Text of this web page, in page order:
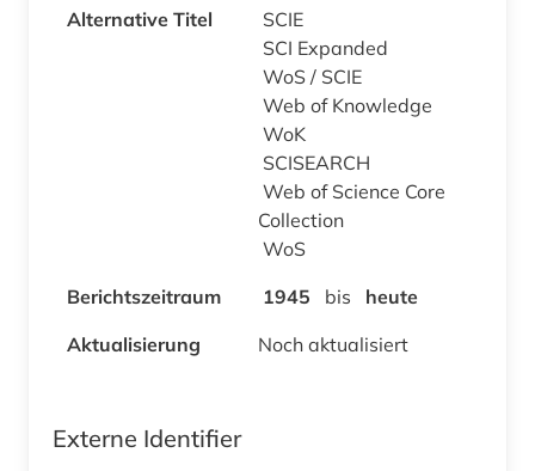
Alternative Titel
SCIE
SCI Expanded
WoS / SCIE
Web of Knowledge
WoK
SCISEARCH
Web of Science Core
Collection
WoS
Berichtszeitraum
1945 bis
heute
Aktualisierung
Noch aktualisiert
Externe Identifier